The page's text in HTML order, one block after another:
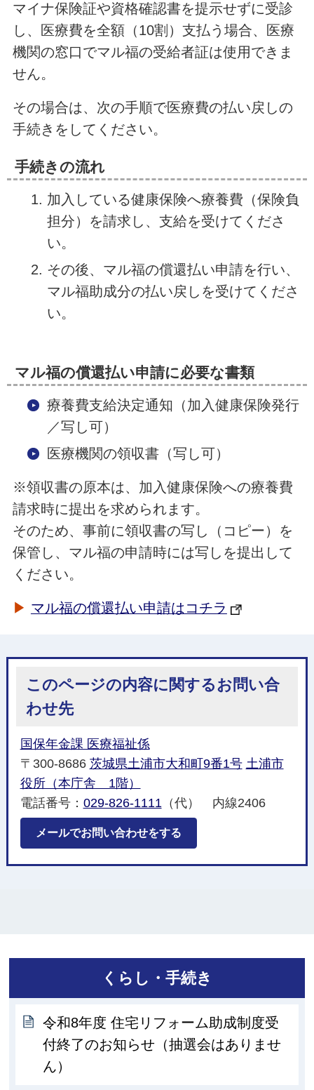
マイナ保険証や資格確認書を提示せずに受診
し、医療費を全額（10割）支払う場合、医療
機関の窓口でマル福の受給者証は使用できま
せん。
その場合は、次の手順で医療費の払い戻しの
手続きをしてください。
手続きの流れ
加入している健康保険へ療養費（保険負
担分）を請求し、支給を受けてくださ
い。
その後、マル福の償還払い申請を行い、
マル福助成分の払い戻しを受けてくださ
い。
マル福の償還払い申請に必要な書類
療養費支給決定通知（加入健康保険発行
／写し可）
医療機関の領収書（写し可）
※領収書の原本は、加入健康保険への療養費
請求時に提出を求められます。
そのため、事前に領収書の写し（コピー）を
保管し、マル福の申請時には写しを提出して
ください。
▶ マル福の償還払い申請はコチラ
このページの内容に関するお問い合
わせ先
国保年金課 医療福祉係
〒300-8686 茨城県土浦市大和町9番1号 土浦市
役所（本庁舎 1階）
電話番号： 029-826-1111（代） 内線2406
メールでお問い合わせをする
くらし・手続き
令和8年度 住宅リフォーム助成制度受
付終了のお知らせ（抽選会はありませ
ん）